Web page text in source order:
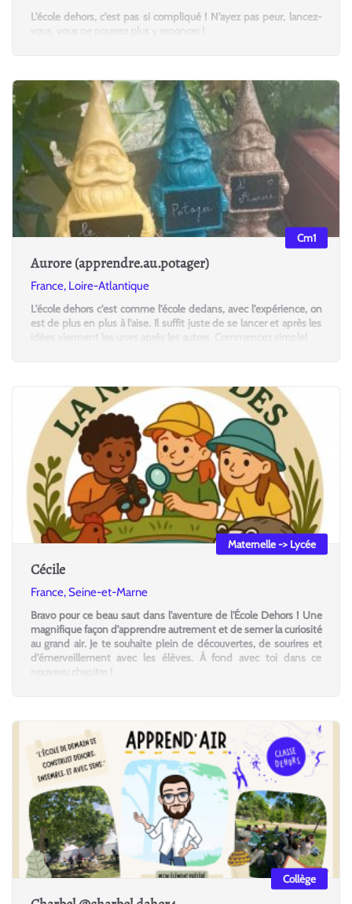
L'école dehors, c'est pas si compliqué ! N'ayez pas peur, lancez-
vous, vous ne pourrez plus y renoncer !
Aurore (apprendre.au.potager)
France, Loire-Atlantique
L'école dehors c'est comme l'école dedans, avec l'expérience, on
est de plus en plus à l'aise. Il suffit juste de se lancer et après les
idées viennent les unes après les autres. Commencez simple!
Cm1
Cécile
France, Seine-et-Marne
Bravo pour ce beau saut dans l'aventure de l'École Dehors ! Une
magnifique façon d’apprendre autrement et de semer la curiosité
au grand air. Je te souhaite plein de découvertes, de sourires et
d’émerveillement avec les élèves. À fond avec toi dans ce
nouveau chapitre !
Maternelle -> Lycée
Collège